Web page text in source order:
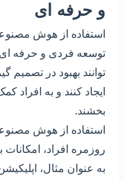
و حرفه ای
استفاده از هوش
توسعه فردی و حرفه ای
توانند بهبود در تصمیم
ایجاد کنند و به افراد
بخشند.
استفاده از هوش
روزمره افراد،
به عنوان مثال،